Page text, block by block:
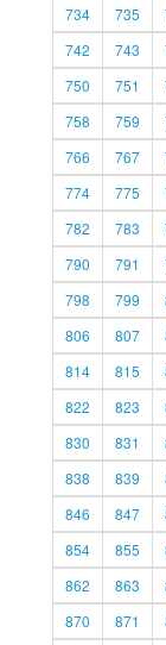
734
735
742
743
750
751
758
759
766
767
774
775
782
783
790
791
798
799
806
807
814
815
822
823
830
831
838
839
846
847
854
855
862
863
870
871